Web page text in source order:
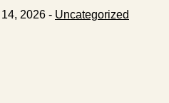
2026 - Uncategorized